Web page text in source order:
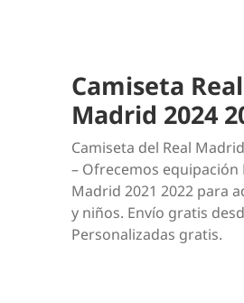
Camiseta Real
Madrid 2024
Camiseta del Real
– Ofrecemos equipación
Madrid 2021 2022 para
y niños. Envío gratis
Personalizadas gratis.